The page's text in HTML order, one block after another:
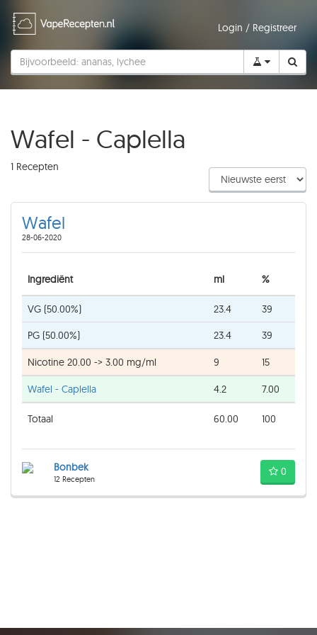
Login / Registreer
Wafel - Caplella
1 Recepten
Wafel
28-06-2020
Ingrediënt ml %
VG (50.00%) 23.4 39
PG (50.00%) 23.4 39
Nicotine 20.00 -> 3.00 mg/ml 9 15
Wafel - Caplella 4.2 7.00
Totaal 60.00 100
Bonbek
12 Recepten
0